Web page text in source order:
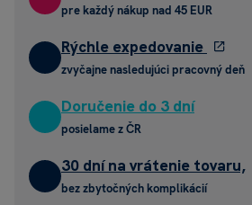
pre každý nákup nad 45 EUR
Rýchle expedovanie
zvyčajne nasledujúci pracovný deň
Doručenie do 3 dní
posielame z ČR
30 dní na vrátenie tovaru,
bez zbytočných komplikácií